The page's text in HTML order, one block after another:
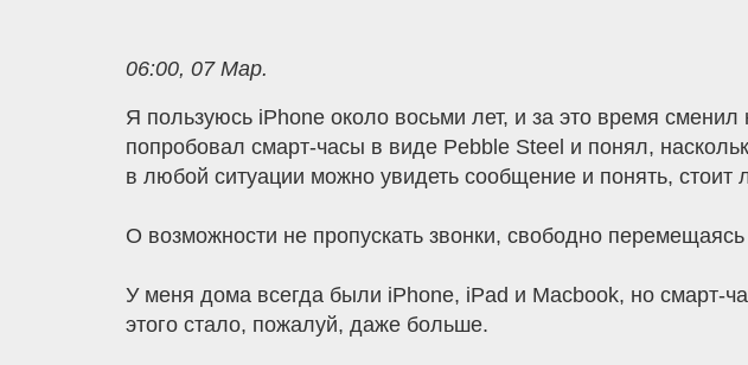
06:00, 07 Мар.
Я пользуюсь iPhone около восьми лет, и за это время
попробовал смарт-часы в виде Pebble Steel и понял,
в любой ситуации можно увидеть сообщение и понять, стоит
О возможности не пропускать звонки, свободно
У меня дома всегда были iPhone, iPad и Macbook, но смарт-
этого стало, пожалуй, даже больше.